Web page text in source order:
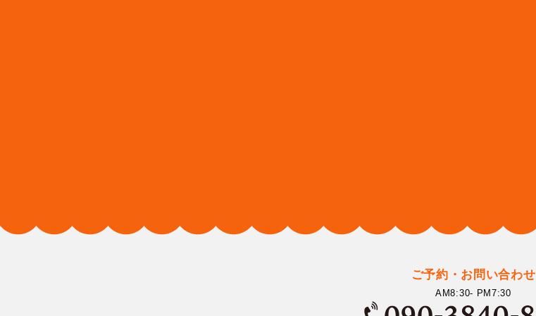
ご予約・お問い合わせ
AM8:30- PM7:30